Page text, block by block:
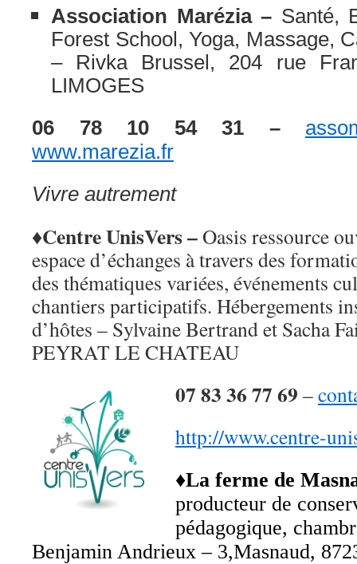
Association Marézia – Santé,
Forest School, Yoga, Massage,
– Rivka Brussel, 204 rue
LIMOGES
06 78 10 54 31 –
www.marezia.fr
Vivre autrement
♦Centre UnisVers –Oasis ressource
espace d’échanges à travers des
des thématiques variées, événements
chantiers participatifs. Hébergements
d’hôtes – Sylvaine Bertrand et Sacha
PEYRAT LE CHATEAU
07 83 36 77 69 –
http://www.centre-
♦La ferme de
producteur de
pédagogique,
Benjamin Andrieux – 3,Masnaud,